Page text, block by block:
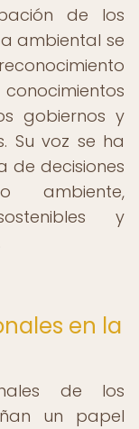
de los
ambiental se
gobiernos y
Su voz se ha
de decisiones
y
en la
de los
un papel